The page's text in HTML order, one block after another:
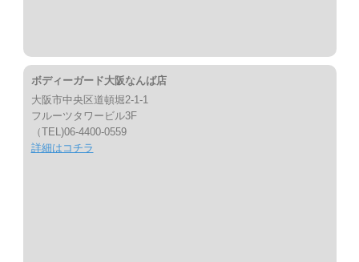
ボディーガード大阪なんば店
大阪市中央区道頓堀2-1-1
フルーツタワービル3F
（TEL)06-4400-0559
詳細はコチラ